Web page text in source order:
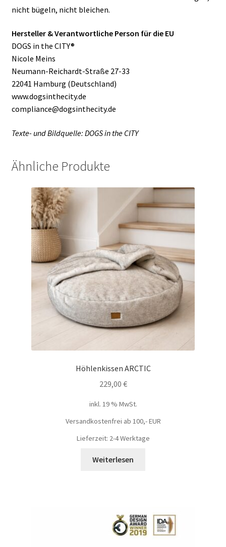
nicht bügeln, nicht bleichen.
Hersteller & Verantwortliche Person für die EU
DOGS in the CITY®
Nicole Meins
Neumann-Reichardt-Straße 27-33
22041 Hamburg (Deutschland)
www.dogsinthecity.de
compliance@dogsinthecity.de
Texte- und Bildquelle: DOGS in the CITY
Ähnliche Produkte
Höhlenkissen ARCTIC
229,00 €
inkl. 19 % MwSt.
Versandkostenfrei ab 100,- EUR
Lieferzeit: 2-4 Werktage
Weiterlesen